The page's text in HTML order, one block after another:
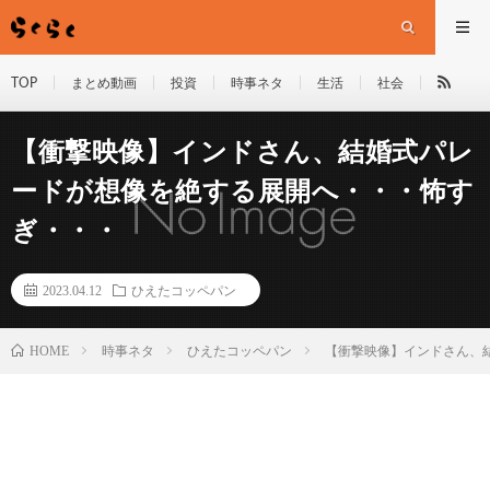
TOP まとめ動画 投資 時事ネタ 生活 社会
【衝撃映像】インドさん、結婚式パレ
ードが想像を絶する展開へ・・・怖す
ぎ・・・
2023.04.12 ひえたコッペパン
HOME 時事ネタ ひえたコッペパン 【衝撃映像】インドさん